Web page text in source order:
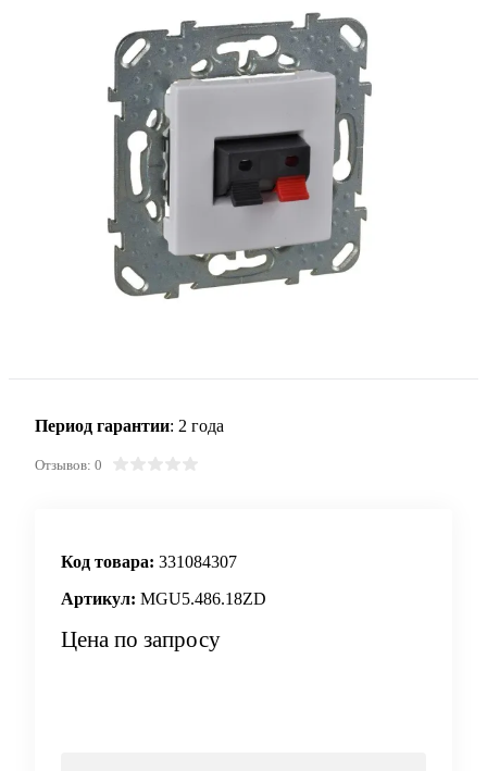
Период гарантии: 2 года
Отзывов: 0
Код товара: 331084307
Артикул: MGU5.486.18ZD
Цена по запросу